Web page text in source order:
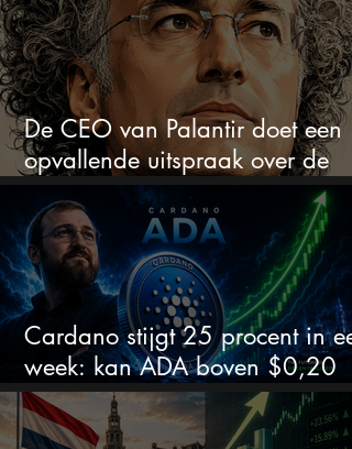
De CEO van Palantir doet een
opvallende uitspraak over de
beurs
Cardano stijgt 25 procent in
week: kan ADA boven $0,20
blijven?